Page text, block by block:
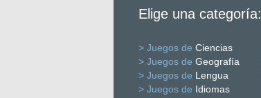
Elige una categoría:
> Juegos de Ciencias
> Juegos de Geografía
> Juegos de Lengua
> Juegos de Idiomas